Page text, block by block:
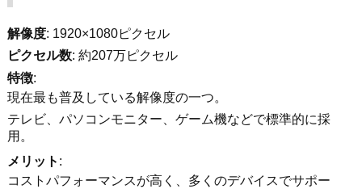
解像度: 1920×1080ピクセル
ピクセル数: 約207万ピクセル
特徴:
現在最も普及している解像度の一つ。
テレビ、パソコンモニター、ゲーム機などで標準的に採
用。
メリット :
コストパフォーマンスが高く、多くのデバイスでサポー